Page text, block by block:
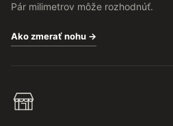
Pár milimetrov môže rozhodnúť.
Ako zmerať nohu →